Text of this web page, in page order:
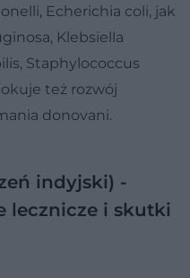
Echerichia coli, jak
Klebsiella
Staphylococcus
też rozwój
donovani.
indyjski) -
lecznicze i skutki